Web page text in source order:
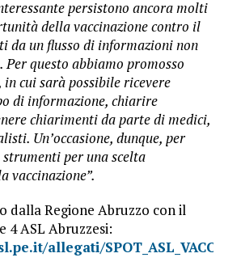
persistono ancora molti
della vaccinazione contro il
da un flusso di informazioni non
Per questo abbiamo promosso
cui sarà possibile ricevere
di informazione, chiarire
chiarimenti da parte di medici,
Un’occasione, dunque, per
per una scelta
vaccinazione”.
dalla Regione Abruzzo con il
ASL Abruzzesi:
allegati/